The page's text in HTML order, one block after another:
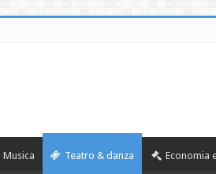
Musica Teatro & danza Economia